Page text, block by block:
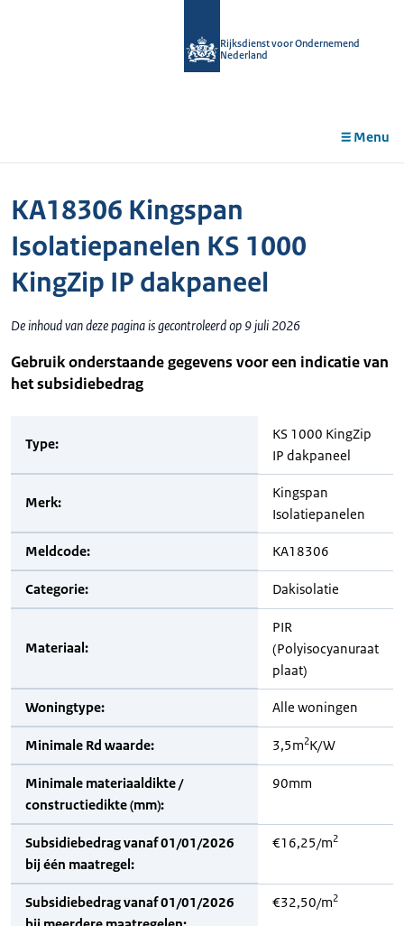
Rijksdienst voor Ondernemend
Nederland
Menu
KA18306 Kingspan
Isolatiepanelen KS 1000
KingZip IP dakpaneel
De inhoud van deze pagina is gecontroleerd op 9 juli 2026
Gebruik onderstaande gegevens voor een indicatie van
het subsidiebedrag
Type:
KS 1000 KingZip
IP dakpaneel
Merk:
Kingspan
Isolatiepanelen
Meldcode: KA18306
Categorie: Dakisolatie
Materiaal:
PIR
(Polyisocyanuraat
plaat)
Woningtype: Alle woningen
Minimale Rd waarde: 3,5m2K/W
Minimale materiaaldikte /
constructiedikte (mm):
90mm
Subsidiebedrag vanaf 01/01/2026
bij één maatregel:
€16,25/m2
Subsidiebedrag vanaf 01/01/2026
€32,50/m2